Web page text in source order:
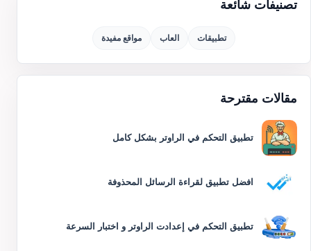
تصنيفات شائعة
تطبيقات العاب مواقع مفيدة
مقالات مقترحة
تطبيق التحكم في الراوتر بشكل كامل
افضل تطبيق لقراءة الرسائل المحذوفة
تطبيق التحكم في إعدادت الراوتر و اختبار السرعة